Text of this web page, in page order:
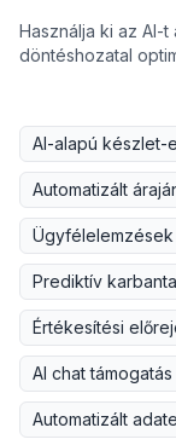
Használja ki az AI-
döntéshozatal
AI-alapú készlet-
Automatizált
Prediktív
Értékesítési
AI chat támogatás
Automatizált